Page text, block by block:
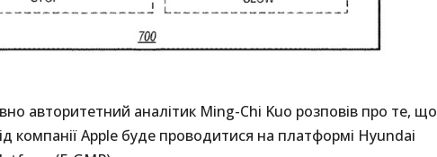
авторитетний аналітик Ming-Chi Kuo розповів про те, що
компанії Apple буде проводитися на платформі Hyundai